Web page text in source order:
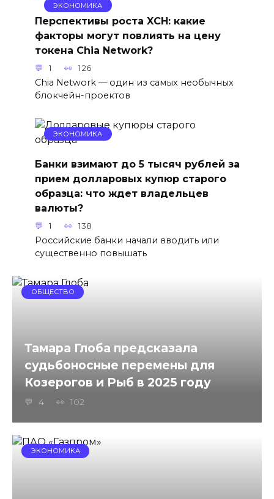
ЭКОНОМИКА
Перспективы роста XCH: какие
факторы могут повлиять на цену
токена Chia Network?
1 126
Chia Network — один из самых необычных
блокчейн-проектов
ЭКОНОМИКА
Банки взимают до 5 тысяч рублей за
прием долларовых купюр старого
образца: что ждет владельцев
валюты?
1 138
Российские банки начали вводить или
существенно повышать
ОБЩЕСТВО
Тамара Глоба предсказала
судьбоносные перемены для
Козерогов и Рыб в 2025 году
4 102
ЭКОНОМИКА